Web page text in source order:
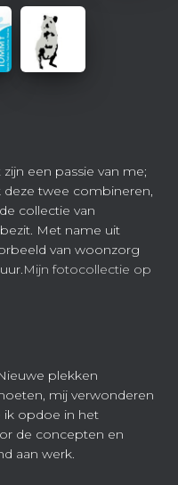
een passie van me;
twee combineren,
collectie van
Met name uit
van woonzorg
Mijn fotocollectie op
plekken
mij verwonderen
ik opdoe in het
de concepten en
aan werk.